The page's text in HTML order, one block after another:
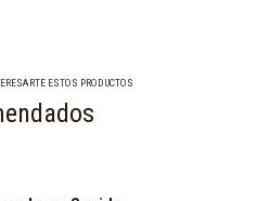
ESTOS PRODUCTOS